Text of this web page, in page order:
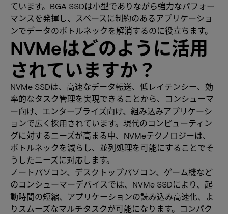
ています。BGA SSDは小型でありながら強力なパフォー
マンスを発揮し、スペースに制約のあるアプリケーショ
ンでデータのボトルネックを解消するのに役立ちます。
NVMeはどのように活用
されていますか？
NVMe SSDは、高速なデータ転送、低レイテンシー、効
率的なタスク管理を実現できることから、コンシューマ
ー向け、エンタープライズ向け、組み込みアプリケーシ
ョンで広く採用されています。現代のコンピューティン
グに対するニーズが高まる中、NVMeテクノロジーは、
ボトルネックを減らし、並列処理を可能にすることでそ
うしたニーズに対応します。
ノートパソコン、デスクトップパソコン、ゲーム機など
のコンシューマーデバイスでは、NVMe SSDにより、起
動時間の短縮、アプリケーションの読み込み高速化、よ
りスムーズなマルチタスクが可能になります。コンパク